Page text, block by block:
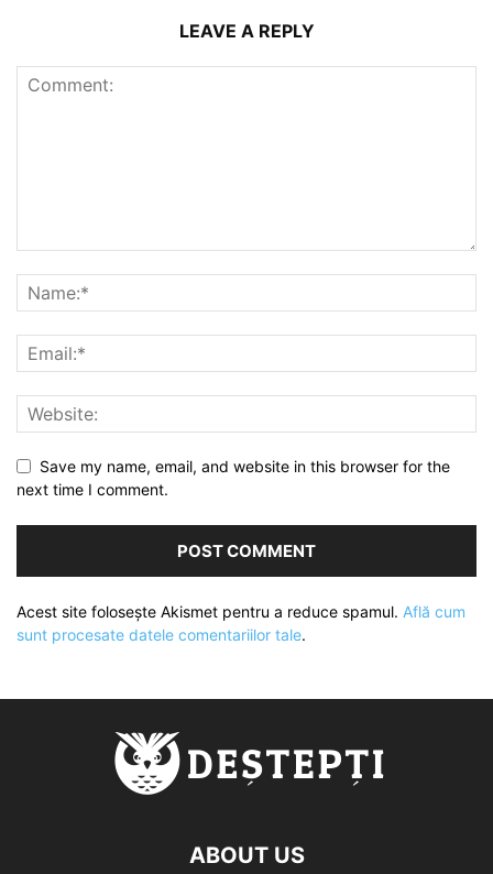
LEAVE A REPLY
Save my name, email, and website in this browser for the
next time I comment.
Acest site folosește Akismet pentru a reduce spamul. Află cum
sunt procesate datele comentariilor tale.
ABOUT US